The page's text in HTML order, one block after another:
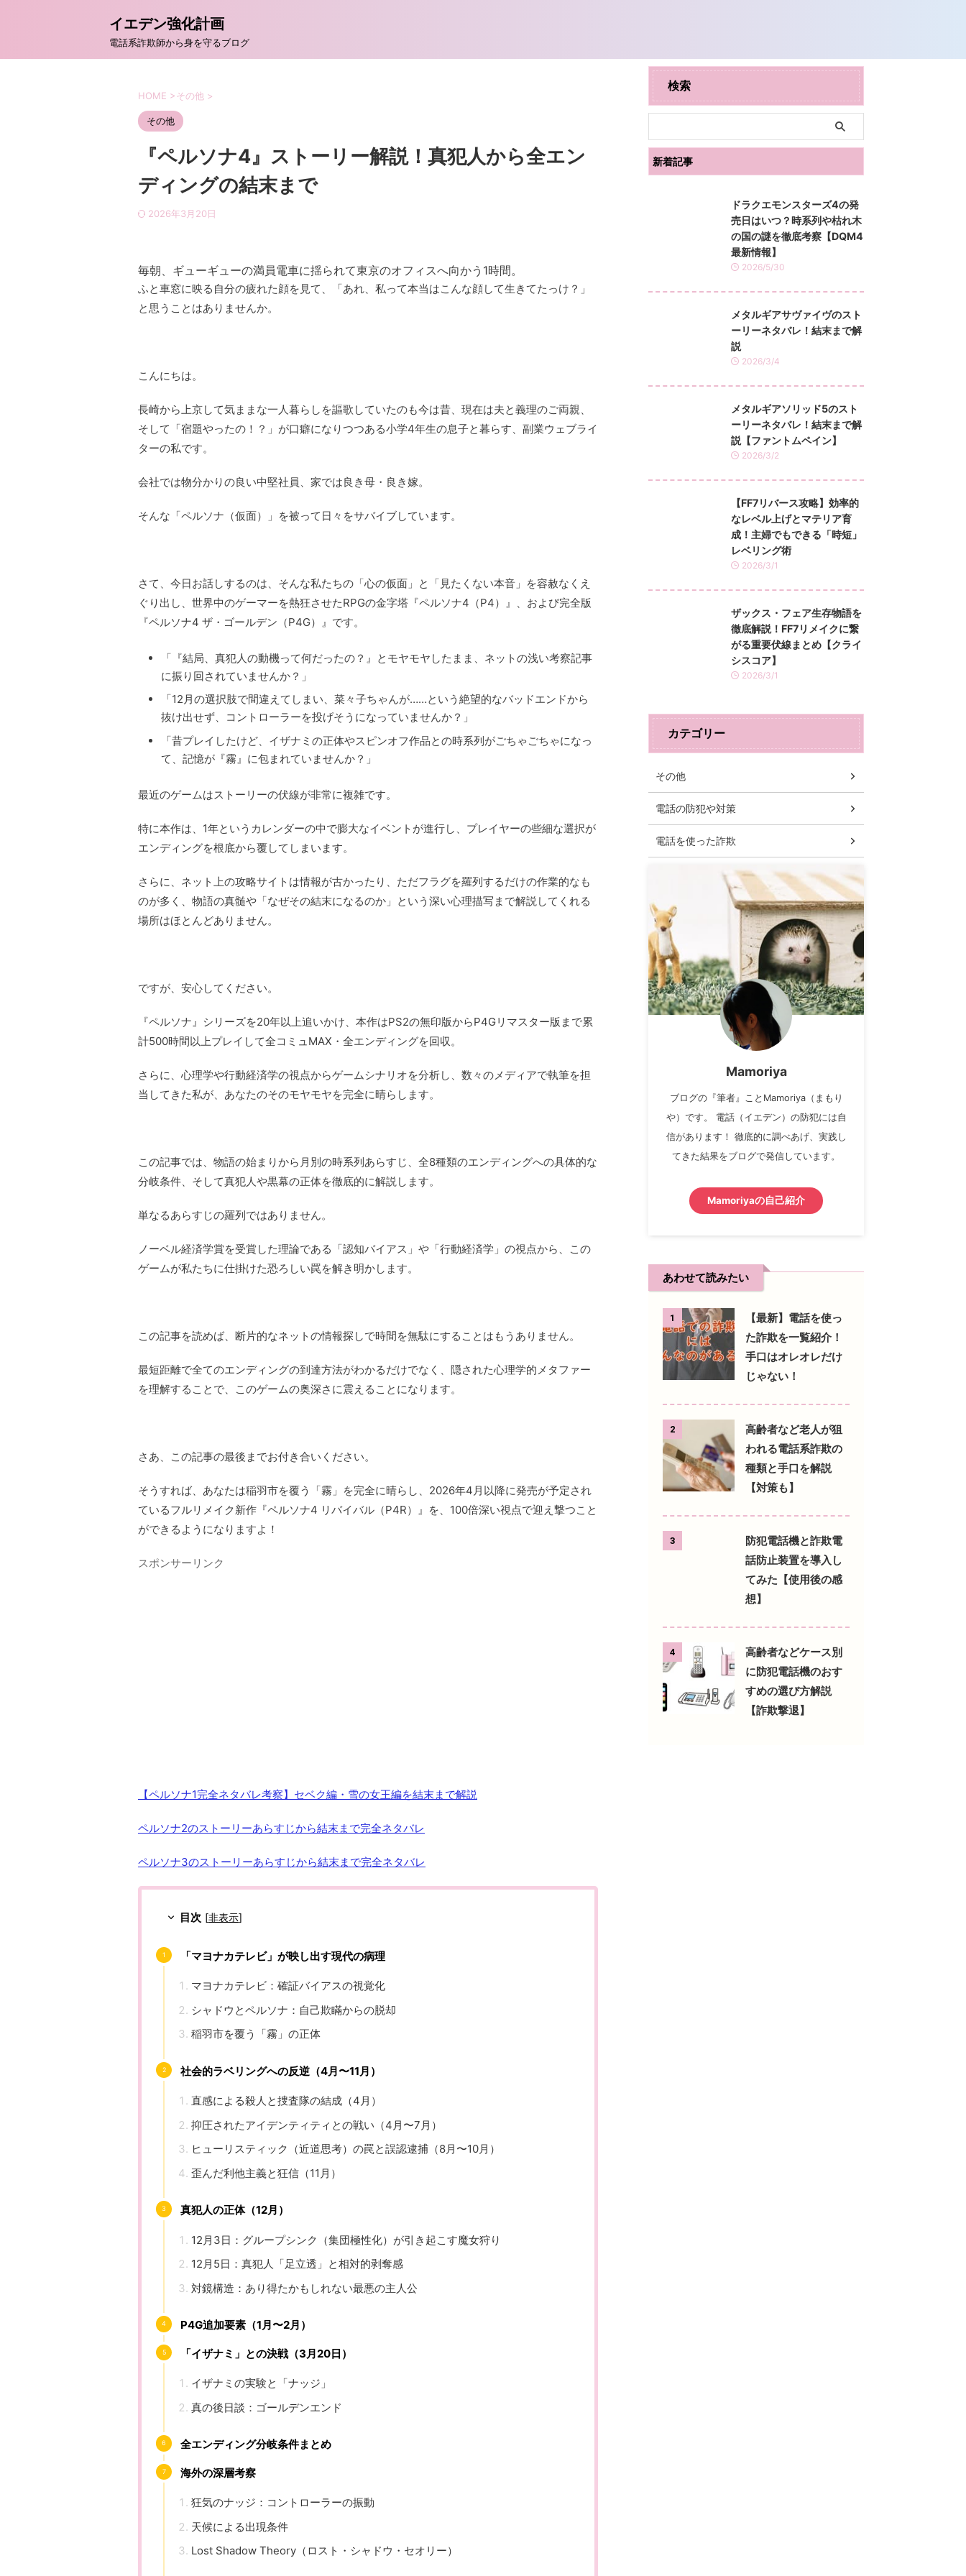
イエデン強化計画
電話系詐欺師から身を守るブログ
HOME >その他 >
その他
『ペルソナ4』ストーリー解説！真犯人から全エン
ディングの結末まで
2026年3月20日
毎朝、ギューギューの満員電車に揺られて東京のオフィスへ向かう1時間。
ふと車窓に映る自分の疲れた顔を見て、「あれ、私って本当はこんな顔して生きてたっけ？」
と思うことはありませんか。
こんにちは。
長崎から上京して気ままな一人暮らしを謳歌していたのも今は昔、現在は夫と義理のご両親、
そして「宿題やったの！？」が口癖になりつつある小学4年生の息子と暮らす、副業ウェブライ
ターの私です。
会社では物分かりの良い中堅社員、家では良き母・良き嫁。
そんな「ペルソナ（仮面）」を被って日々をサバイブしています。
さて、今日お話しするのは、そんな私たちの「心の仮面」と「見たくない本音」を容赦なくえ
ぐり出し、世界中のゲーマーを熱狂させたRPGの金字塔『ペルソナ4（P4）』、および完全版
『ペルソナ4 ザ・ゴールデン（P4G）』です。
「『結局、真犯人の動機って何だったの？』とモヤモヤしたまま、ネットの浅い考察記事
に振り回されていませんか？」
「12月の選択肢で間違えてしまい、菜々子ちゃんが……という絶望的なバッドエンドから
抜け出せず、コントローラーを投げそうになっていませんか？」
「昔プレイしたけど、イザナミの正体やスピンオフ作品との時系列がごちゃごちゃになっ
て、記憶が『霧』に包まれていませんか？」
最近のゲームはストーリーの伏線が非常に複雑です。
特に本作は、1年というカレンダーの中で膨大なイベントが進行し、プレイヤーの些細な選択が
エンディングを根底から覆してしまいます。
さらに、ネット上の攻略サイトは情報が古かったり、ただフラグを羅列するだけの作業的なも
のが多く、物語の真髄や「なぜその結末になるのか」という深い心理描写まで解説してくれる
場所はほとんどありません。
ですが、安心してください。
『ペルソナ』シリーズを20年以上追いかけ、本作はPS2の無印版からP4Gリマスター版まで累
計500時間以上プレイして全コミュMAX・全エンディングを回収。
さらに、心理学や行動経済学の視点からゲームシナリオを分析し、数々のメディアで執筆を担
当してきた私が、あなたのそのモヤモヤを完全に晴らします。
この記事では、物語の始まりから月別の時系列あらすじ、全8種類のエンディングへの具体的な
分岐条件、そして真犯人や黒幕の正体を徹底的に解説します。
単なるあらすじの羅列ではありません。
ノーベル経済学賞を受賞した理論である「認知バイアス」や「行動経済学」の視点から、この
ゲームが私たちに仕掛けた恐ろしい罠を解き明かします。
この記事を読めば、断片的なネットの情報探しで時間を無駄にすることはもうありません。
最短距離で全てのエンディングの到達方法がわかるだけでなく、隠された心理学的メタファー
を理解することで、このゲームの奥深さに震えることになります。
さあ、この記事の最後までお付き合いください。
そうすれば、あなたは稲羽市を覆う「霧」を完全に晴らし、2026年4月以降に発売が予定され
ているフルリメイク新作『ペルソナ4 リバイバル（P4R）』を、100倍深い視点で迎え撃つこと
ができるようになりますよ！
スポンサーリンク
【ペルソナ1完全ネタバレ考察】セベク編・雪の女王編を結末まで解説
ペルソナ2のストーリーあらすじから結末まで完全ネタバレ
ペルソナ3のストーリーあらすじから結末まで完全ネタバレ
目次 [非表示]
「マヨナカテレビ」が映し出す現代の病理
マヨナカテレビ：確証バイアスの視覚化
シャドウとペルソナ：自己欺瞞からの脱却
稲羽市を覆う「霧」の正体
社会的ラベリングへの反逆（4月〜11月）
直感による殺人と捜査隊の結成（4月）
抑圧されたアイデンティティとの戦い（4月〜7月）
ヒューリスティック（近道思考）の罠と誤認逮捕（8月〜10月）
歪んだ利他主義と狂信（11月）
真犯人の正体（12月）
12月3日：グループシンク（集団極性化）が引き起こす魔女狩り
12月5日：真犯人「足立透」と相対的剥奪感
対鏡構造：あり得たかもしれない最悪の主人公
P4G追加要素（1月〜2月）
「イザナミ」との決戦（3月20日）
イザナミの実験と「ナッジ」
真の後日談：ゴールデンエンド
全エンディング分岐条件まとめ
海外の深層考察
狂気のナッジ：コントローラーの振動
天候による出現条件
Lost Shadow Theory（ロスト・シャドウ・セオリー）
検索
新着記事
ドラクエモンスターズ4の発
売日はいつ？時系列や枯れ木
の国の謎を徹底考察【DQM4
最新情報】
2026/5/30
メタルギアサヴァイヴのスト
ーリーネタバレ！結末まで解
説
2026/3/4
メタルギアソリッド5のスト
ーリーネタバレ！結末まで解
説【ファントムペイン】
2026/3/2
【FF7リバース攻略】効率的
なレベル上げとマテリア育
成！主婦でもできる「時短」
レベリング術
2026/3/1
ザックス・フェア生存物語を
徹底解説！FF7リメイクに繋
がる重要伏線まとめ【クライ
シスコア】
2026/3/1
カテゴリー
その他
電話の防犯や対策
電話を使った詐欺
Mamoriya
ブログの『筆者』ことMamoriya（まもり
や）です。 電話（イエデン）の防犯には自
信があります！ 徹底的に調べあげ、実践し
てきた結果をブログで発信しています。
Mamoriyaの自己紹介
あわせて読みたい
1
【最新】電話を使っ
た詐欺を一覧紹介！
手口はオレオレだけ
じゃない！
2
高齢者など老人が狙
われる電話系詐欺の
種類と手口を解説
【対策も】
3
防犯電話機と詐欺電
話防止装置を導入し
てみた【使用後の感
想】
4
高齢者などケース別
に防犯電話機のおす
すめの選び方解説
【詐欺撃退】